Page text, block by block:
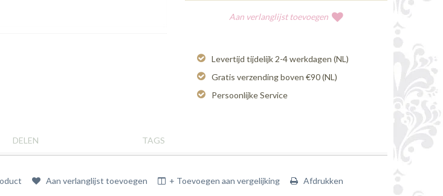
Aan verlanglijst toevoegen
Levertijd tijdelijk 2-4 werkdagen (NL)
Gratis verzending boven €90 (NL)
Persoonlijke Service
DELEN TAGS
Aan verlanglijst toevoegen + Toevoegen aan vergelijking Afdrukken